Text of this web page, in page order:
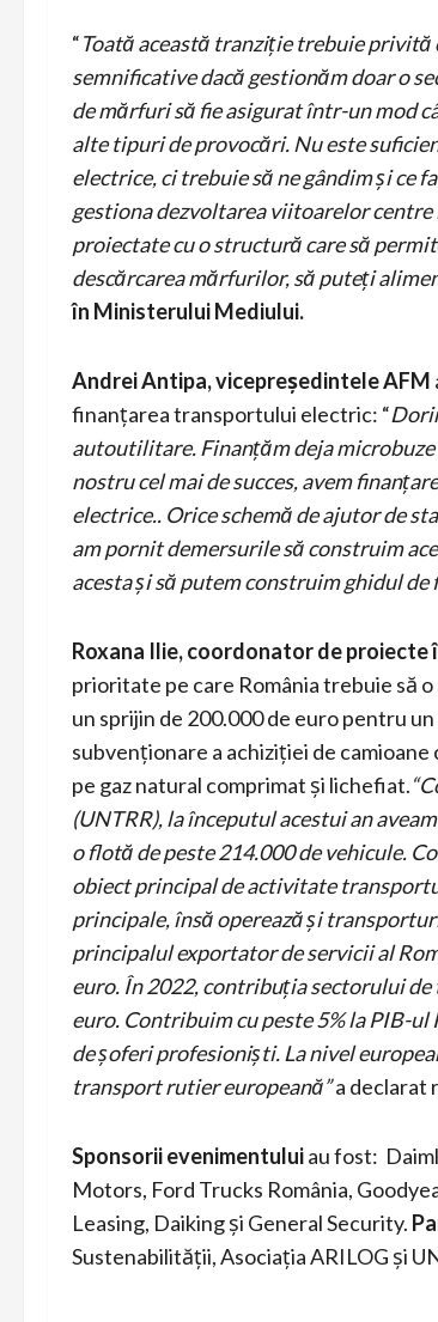
“Toată această tranziție trebuie privită
semnificative dacă gestionăm doar o
de mărfuri să fie asigurat într-un mod
alte tipuri de provocări. Nu este
electrice, ci trebuie să ne gândim și ce
gestiona dezvoltarea viitoarelor
proiectate cu o structură care să
descărcarea mărfurilor, să puteți
în Ministerului Mediului.
Andrei Antipa, vicepreședintele AFM
finanțarea transportului electric: “
autoutilitare. Finanțăm deja
nostru cel mai de succes, avem
electrice.. Orice schemă de ajutor de
am pornit demersurile să construim
acesta și să putem construim ghidul de
Roxana Ilie, coordonator de proiecte
prioritate pe care România trebuie să
un sprijin de 200.000 de euro pentru
subvenționare a achiziției de
pe gaz natural comprimat și lichefiat.
(UNTRR), la începutul acestui an
o flotă de peste 214.000 de vehicule.
obiect principal de activitate
principale, însă operează și
principalul exportator de servicii al
euro. În 2022, contribuția sectorului
euro. Contribuim cu peste 5% la PIB-
de șoferi profesioniști. La nivel
transport rutier europeană”a declarat
Sponsorii evenimentuluiau fost:
Motors, Ford Trucks România,
Leasing, Daiking și General Security.
Sustenabilității, Asociația ARILOG și